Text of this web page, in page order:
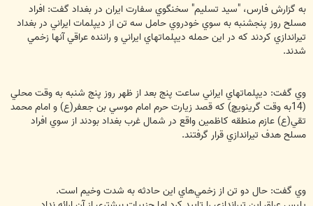
به گزارش فارس، "سيد تسليم" سخنگوي سفارت ايران در بغداد گفت: افراد
مسلح روز پنجشنبه به سوي خودروي حامل سه تن از ديپلمات ايراني در بغداد
تيراندازي كردند كه در اين حمله ديپلماتهاي ايراني و راننده عراقي آنها زخمي
شدند.
وي گفت: ديپلماتهاي ايراني ساعت پنج بعد از ظهر روز پنج شنبه به وقت محلي
(14به وقت گرينويچ) كه قصد زيارت حرم امام موسي بن جعفر(ع) و امام محمد
تقي(ع) عازم منطقه كاظمين واقع در شمال غرب بغداد بودند از سوي افراد
مسلح هدف تيراندازي قرار گرفتند.
وي گفت: حال دو تن از زخمي‌هاي اين حادثه به شدت وخيم است.